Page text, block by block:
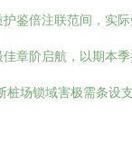
鉴倍注联范间，实
章阶启航，以期本
场锁域害极需条设